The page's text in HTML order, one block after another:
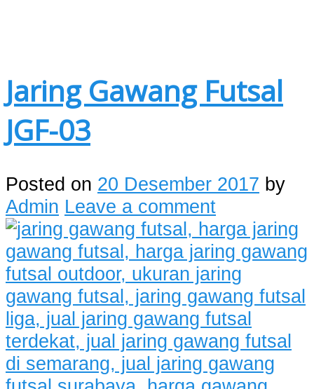
Jaring Gawang Futsal
JGF-03
Posted on 20 Desember 2017 by
Admin Leave a comment